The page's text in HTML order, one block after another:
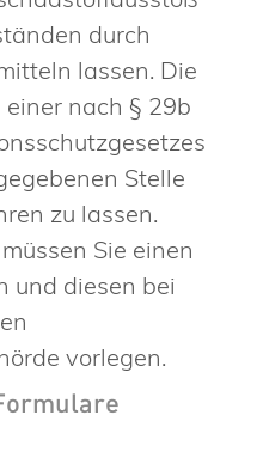
durch
lassen. Die
nach § 29b
Stelle
zu lassen.
Sie einen
und diesen bei
vorlegen.